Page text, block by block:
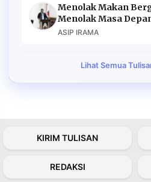
Menolak Makan
Menolak Masa
ASIP IRAMA
Lihat Semua
KIRIM TULISAN
REDAKSI